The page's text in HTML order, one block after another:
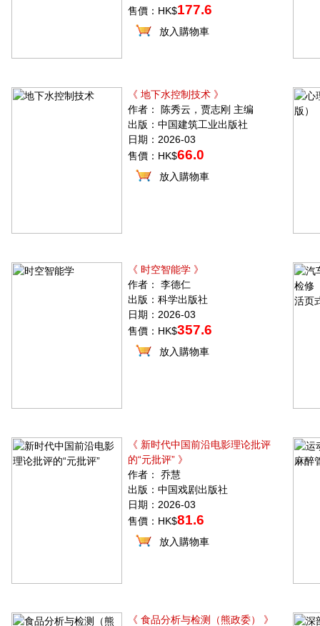
售價：HK$177.6
放入購物車
《 地下水控制技术 》
作者： 陈秀云，贾志刚 主编
出版：中国建筑工业出版社
日期：2026-03
售價：HK$66.0
放入購物車
《 时空智能学 》
作者： 李德仁
出版：科学出版社
日期：2026-03
售價：HK$357.6
放入購物車
《 新时代中国前沿电影理论批评
的“元批评” 》
作者： 乔慧
出版：中国戏剧出版社
日期：2026-03
售價：HK$81.6
放入購物車
《 食品分析与检测（熊政委） 》